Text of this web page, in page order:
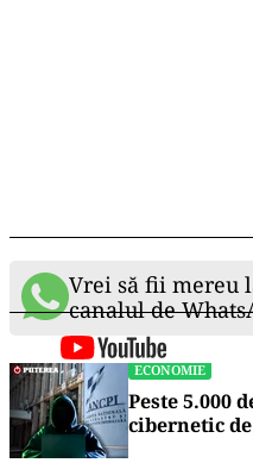
Cine e
Leading Edge
include mina de grafit